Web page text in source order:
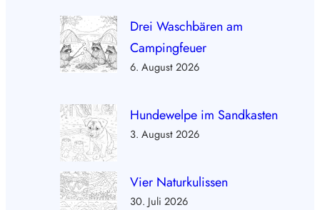
Drei Waschbären am
Campingfeuer
6. August 2026
Hundewelpe im Sandkasten
3. August 2026
Vier Naturkulissen
30. Juli 2026